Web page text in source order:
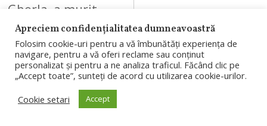
Gherla, a murit
într-un accident de
motocicletă
produs pe…
Apreciem confidențialitatea dumneavoastră
Folosim cookie-uri pentru a vă îmbunătăți experiența de
navigare, pentru a vă oferi reclame sau conținut
personalizat și pentru a ne analiza traficul. Făcând clic pe
„Accept toate”, sunteți de acord cu utilizarea cookie-urilor.
Cookie setari
Accept